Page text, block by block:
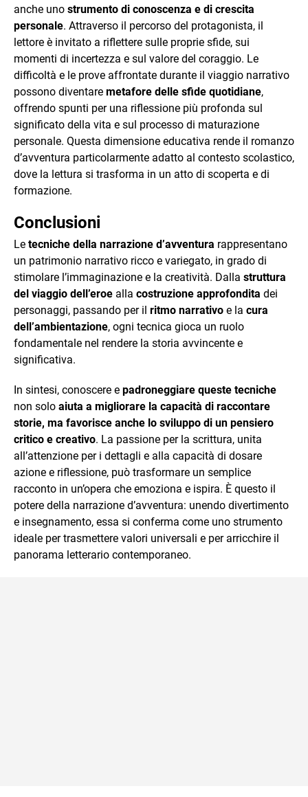
anche uno strumento di conoscenza e di crescita
personale. Attraverso il percorso del protagonista, il
lettore è invitato a riflettere sulle proprie sfide, sui
momenti di incertezza e sul valore del coraggio. Le
difficoltà e le prove affrontate durante il viaggio narrativo
possono diventare metafore delle sfide quotidiane,
offrendo spunti per una riflessione più profonda sul
significato della vita e sul processo di maturazione
personale. Questa dimensione educativa rende il romanzo
d’avventura particolarmente adatto al contesto scolastico,
dove la lettura si trasforma in un atto di scoperta e di
formazione.
Conclusioni
Le tecniche della narrazione d’avventura rappresentano
un patrimonio narrativo ricco e variegato, in grado di
stimolare l’immaginazione e la creatività. Dalla struttura
del viaggio dell’eroe alla costruzione approfondita dei
personaggi, passando per il ritmo narrativo e la cura
dell’ambientazione, ogni tecnica gioca un ruolo
fondamentale nel rendere la storia avvincente e
significativa.
In sintesi, conoscere e padroneggiare queste tecniche
non solo aiuta a migliorare la capacità di raccontare
storie, ma favorisce anche lo sviluppo di un pensiero
critico e creativo. La passione per la scrittura, unita
all’attenzione per i dettagli e alla capacità di dosare
azione e riflessione, può trasformare un semplice
racconto in un’opera che emoziona e ispira. È questo il
potere della narrazione d’avventura: unendo divertimento
e insegnamento, essa si conferma come uno strumento
ideale per trasmettere valori universali e per arricchire il
panorama letterario contemporaneo.